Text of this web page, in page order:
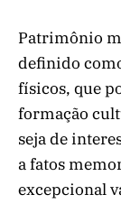
Patrimônio
definido
físicos, que
formação
seja de
a fatos
excepcional